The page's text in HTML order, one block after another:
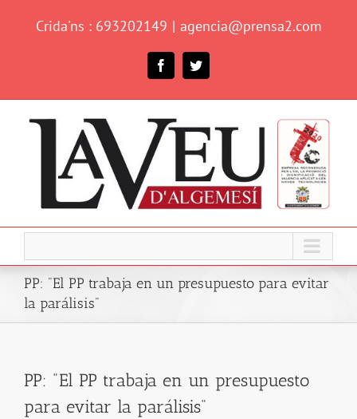
Crida'ns : 693202149 | agencia@prensa2.com
FacebookTwitter
PP: "El PP trabaja en un presupuesto para evitar
la parálisis"
PP: "El PP trabaja en un presupuesto
para evitar la parálisis"